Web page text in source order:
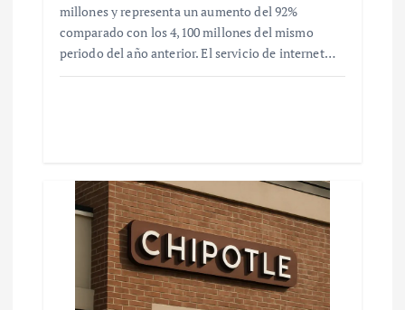
millones y representa un aumento del 92%
comparado con los 4,100 millones del mismo
periodo del año anterior. El servicio de internet…